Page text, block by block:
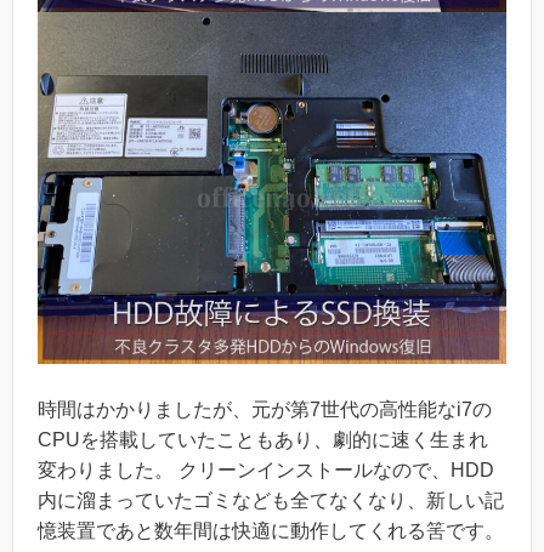
時間はかかりましたが、元が第7世代の高性能なi7の
CPUを搭載していたこともあり、劇的に速く生まれ
変わりました。 クリーンインストールなので、HDD
内に溜まっていたゴミなども全てなくなり、新しい記
憶装置であと数年間は快適に動作してくれる筈です。